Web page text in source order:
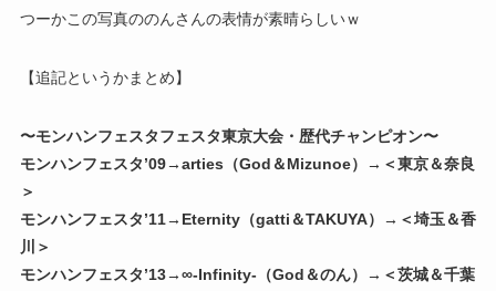
つーかこの写真ののんさんの表情が素晴らしいｗ
【追記というかまとめ】
〜モンハンフェスタフェスタ東京大会・歴代チャンピオン〜
モンハンフェスタ’09→arties（God＆Mizunoe）→＜東京＆奈良
＞
モンハンフェスタ’11→Eternity（gatti＆TAKUYA）→＜埼玉＆香
川＞
モンハンフェスタ’13→∞-Infinity-（God＆のん）→＜茨城＆千葉